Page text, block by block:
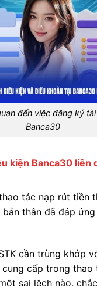
đến việc đăng ký
Banca30
kiện Banca30 liên
tác nạp rút tiền
thân đã đáp
cần trùng khớp
cấp trong thao
sai lệch nào,